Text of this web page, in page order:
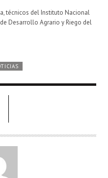
técnicos del Instituto Nacional
Desarrollo Agrario y Riego del